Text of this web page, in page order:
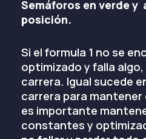
Semáforos en verde y
posición.
Si el formula 1 no se
optimizado y falla algo,
carrera. Igual sucede
carrera para
es importante
constantes y